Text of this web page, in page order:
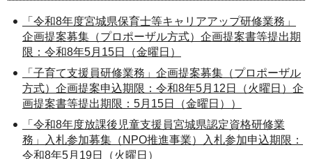
「令和8年度宮城県保育士等キャリアアップ研修業務」
企画提案募集（プロポーザル方式）企画提案書等提出期
限：令和8年5月15日（金曜日）
「子育て支援員研修業務」企画提案募集（プロポーザル
方式）企画提案申込期限：令和8年5月12日（火曜日）企
画提案書等提出期限：5月15日（金曜日））
「令和8年度放課後児童支援員宮城県認定資格研修業
務」入札参加募集（NPO推進事業）入札参加申込期限：
令和8年5月19日（火曜日）